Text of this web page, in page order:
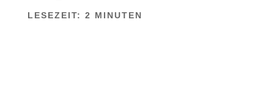
LESEZEIT: 2 MINUTEN